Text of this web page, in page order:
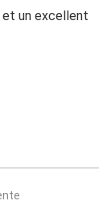
et un excellent